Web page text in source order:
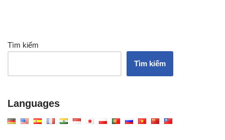
Tìm kiếm
Tìm kiếm
Languages